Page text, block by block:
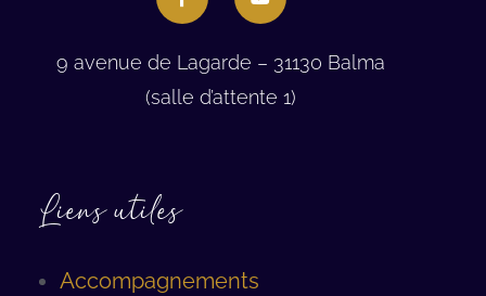
9 avenue de Lagarde – 31130 Balma
(salle d’attente 1)
Liens utiles
Accompagnements